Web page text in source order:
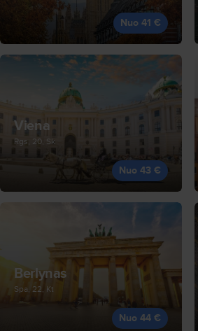
Nuo 41 €
Viena
Rgs, 20, Sk
Nuo 43 €
Berlynas
Spa, 22, Kt
Nuo 44 €